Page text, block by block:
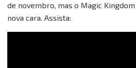
de novembro, mas o Magic
nova cara. Assista: